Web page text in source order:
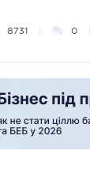
8731 0